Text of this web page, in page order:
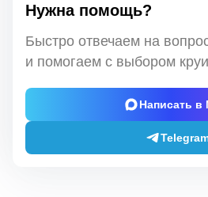
Нужна помощь?
Быстро отвечаем на
и помогаем с выбором
Написать в